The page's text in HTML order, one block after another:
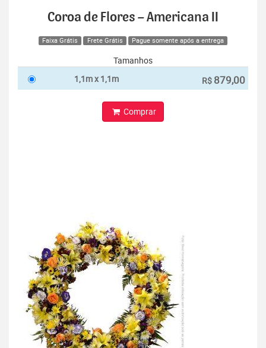
Coroa de Flores – Americana II
Faixa Grátis Frete Grátis Pague somente após a entrega
Tamanhos
1,1m x 1,1m
R$ 879,00
Comprar